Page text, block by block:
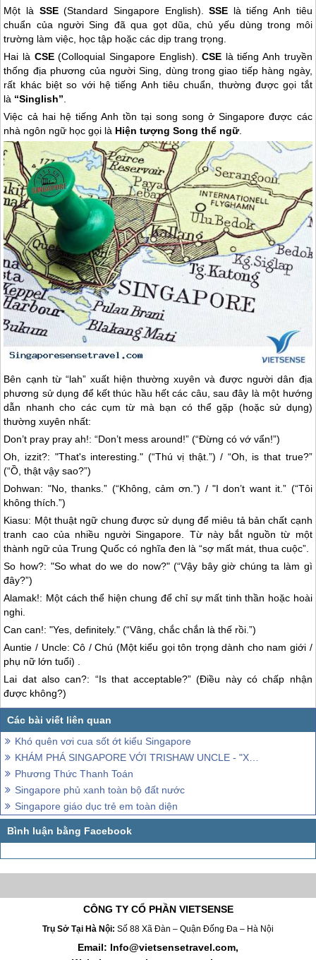
Một là SSE(Standard SingaporeEnglish).SSE là tiếng Anh tiêu
chuẩn của người Sing đã qua gọt dũa, chủ yếu dùng trong môi
trường làm việc, học tập hoặc các dịp trang trọng.
Hai là CSE(Colloquial SingaporeEnglish).CSE là tiếng Anh truyền
thống địa phương của người Sing, dùng trong giao tiếp hàng ngày,
rất khác biệt so với hệ tiếng Anh tiêu chuẩn, thường được gọi tắt
là “Singlish”
Việc cả hai hệ tiếng Anh tồn tại song song ởSingapore được các
nhà ngôn ngữ học gọi là Hiện tượng Song thể ngữ.
Bên cạnh từ “lah” xuất hiện thường xuyên và được người dân địa
phương sử dụng để kết thúc hầu hết các câu, sau đây là một hướng
dẫn nhanh cho các cụm từ mà bạn có thể gặp (hoặc sử dụng)
thường xuyên nhất:
Don’t pray pray ah!: “Don’t mess around!” (“Đừng có vớ vẩn!”)
Oh, izzit?: "That's interesting." (“Thú vị thật.”) / “Oh, is that true?”
(“Ồ, thật vậy sao?”)
Dohwan: "No, thanks.” (“Không, cảm ơn.”) / "I don’t want it.” (“Tôi
không thích.”)
Kiasu: Một thuật ngữ chung được sử dụng để miêu tả bản chất cạnh
tranh cao của nhiều ngườiSingapore. Từ này bắt nguồn từ một
thành ngữ của Trung Quốc có nghĩa đen là “sợ mất mát, thua cuộc”.
So how?: "So what do we do now?" (“Vậy bây giờ chúng ta làm gì
đây?”)
Alamak!: Một cách thể hiện chung để chỉ sự mất tinh thần hoặc hoài
nghi.
Can can!: "Yes, definitely." (“Vâng, chắc chắn là thế rồi.”)
Auntie / Uncle: Cô / Chú (Một kiểu gọi tôn trọng dành cho nam giới /
phụ nữ lớn tuổi) .
Lai dat also can?: “Is that acceptable?” (Điều này có chấp nhận
được không?)
Khó quên vơi cua sốt ớt kiểu Singapore
KHÁM PHÁ SINGAPORE VỚI TRISHAW UNCLE - "XÍCH LÔ' KIỂU SINGAPORE
Phương Thức Thanh Toán
Singapore phủ xanh toàn bộ đất nước
Singapore giáo dục trẻ em toàn diện
CÔNG TY CỔ PHẦN VIETSENSE
Trụ Sở Tại Hà Nội: Số 88 Xã Đàn – Quận Đống Đa – Hà Nội
Email: Info@vietsensetravel.com,